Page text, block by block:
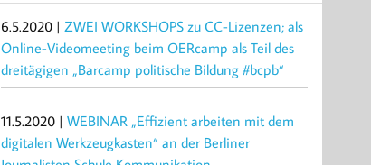
6.5.2020 |ZWEI WORKSHOPS zu CC-Lizenzen; als
Online-Videomeeting beim OERcamp als Teil des
dreitägigen „Barcamp politische Bildung #bcpb“
11.5.2020 |WEBINAR „Effizient arbeiten mit dem
digitalen Werkzeugkasten“ an der Berliner